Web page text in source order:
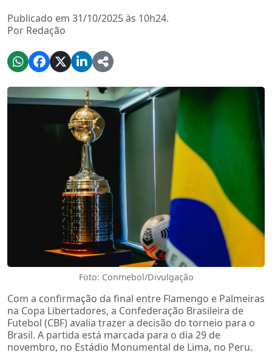
Publicado em 31/10/2025 às 10h24.
Por Redação
Foto: Conmebol/Divulgação
Com a confirmação da final entre Flamengo e Palmeiras
na Copa Libertadores, a Confederação Brasileira de
Futebol (CBF) avalia trazer a decisão do torneio para o
Brasil. A partida está marcada para o dia 29 de
novembro, no Estádio Monumental de Lima, no Peru.